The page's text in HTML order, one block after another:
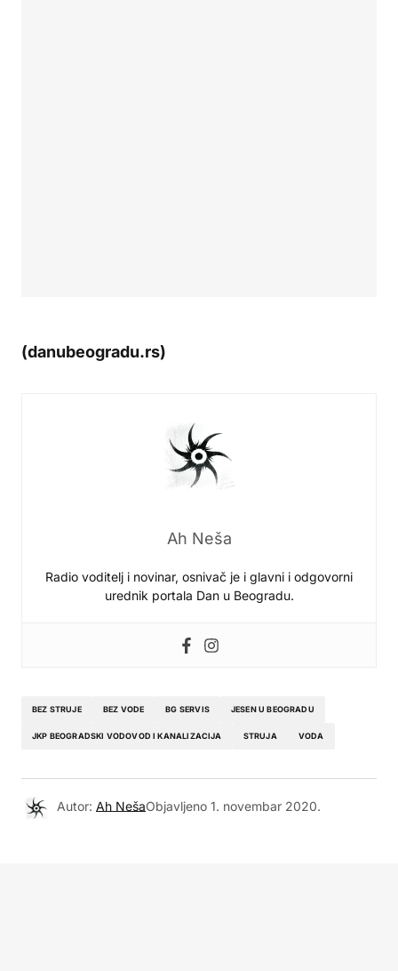
(danubeogradu.rs)
Ah Neša
Radio voditelj i novinar, osnivač je i glavni i odgovorni
urednik portala Dan u Beogradu.
BEZ STRUJE BEZ VODE BG SERVIS JESEN U BEOGRADU
JKP BEOGRADSKI VODOVOD I KANALIZACIJA STRUJA VODA
Autor: Ah NešaObjavljeno 1. novembar 2020.